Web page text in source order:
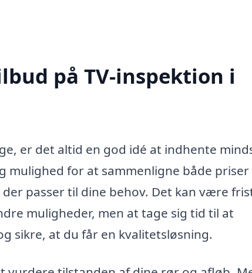
på TV-inspektion i
er det altid en god idé at indhente
for at sammenligne både priser
passer til dine behov. Det kan være
muligheder, men at tage sig tid til at
sikre, at du får en kvalitetsløsning.